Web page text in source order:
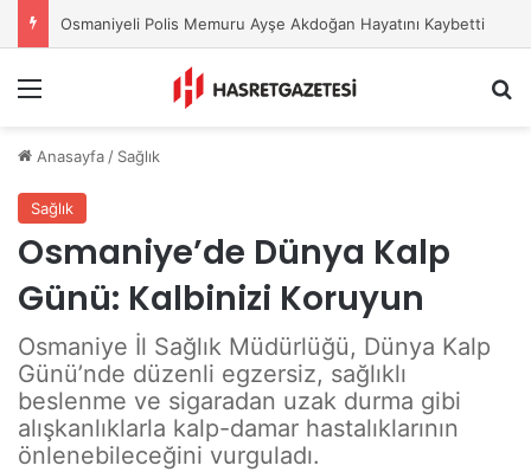
Osmaniye Belediyesi’nden Sahte Aramalara Kritik Uyarı
Anasayfa / Sağlık
Sağlık
Osmaniye’de Dünya Kalp
Günü: Kalbinizi Koruyun
Osmaniye İl Sağlık Müdürlüğü, Dünya Kalp
Günü’nde düzenli egzersiz, sağlıklı
beslenme ve sigaradan uzak durma gibi
alışkanlıklarla kalp-damar hastalıklarının
önlenebileceğini vurguladı.